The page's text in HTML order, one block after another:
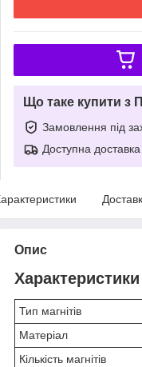
Що таке купити з
Замовлення під
Доступна доставка
Опис
Характеристики
Тип магнітів
Матеріал
Кількість магнітів